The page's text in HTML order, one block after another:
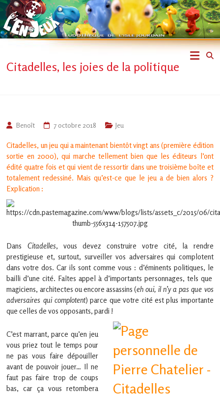
Skip
to
content
Jeux
ludothèque
de
L'Isle
Jourdain
Jouons
ensemble
toulousaine
Citadelles, les joies de la politique
Benoît 7 octobre 2018 Jeu
Citadelles, un jeu qui a maintenant bientôt vingt ans (première édition
sortie en 2000), qui marche tellement bien que les éditeurs l’ont
édité quatre fois et qui vient de ressortir dans une troisième boîte et
totalement redessiné. Mais qu’est-ce que le jeu a de bien alors ?
Explication :
Dans Citadelles, vous devez construire votre cité, la rendre
prestigieuse et, surtout, surveiller vos adversaires qui complotent
dans votre dos. Car ils sont comme vous : d’éminents politiques, le
bailli d’une cité. Faîtes appel à d’importants personnages, tels que
magiciens, architectes ou encore assassins (eh oui, il n’y a pas que vos
adversaires qui complotent) parce que votre cité est plus importante
que celles de vos opposants, pardi !
C’est marrant, parce qu’en jeu
vous priez tout le temps pour
ne pas vous faire dépouiller
avant de pouvoir jouer… Il ne
faut pas faire trop de coups
bas, car ça vous retombera